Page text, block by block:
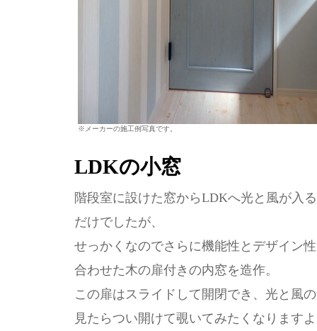
※メーカーの施工例写真です。
LDKの小窓
階段室に設けた窓からLDKへ光と風が入
だけでしたが、
せっかくなのでさらに機能性とデザイン
合わせた木の扉付きの内窓を造作。
この扉はスライドして開閉でき、光と風
見たらつい開けて覗いてみたくなります